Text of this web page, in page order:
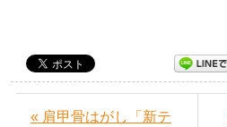
« 肩甲骨はがし「新テ